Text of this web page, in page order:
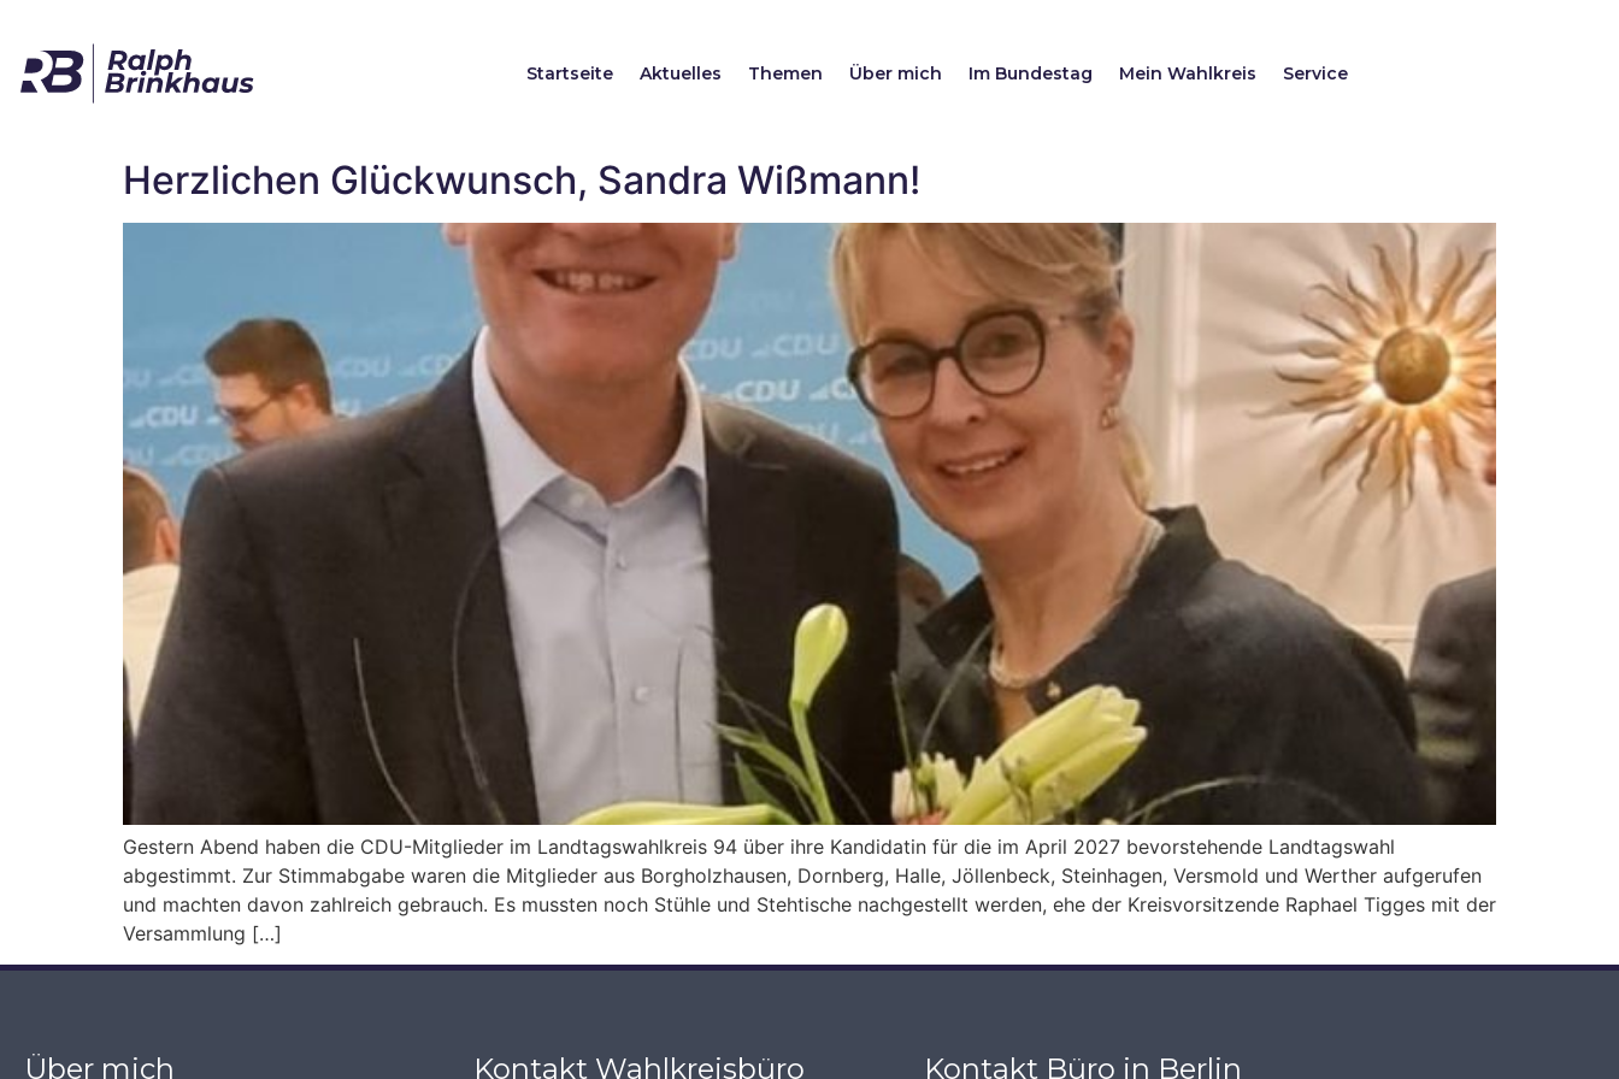
Startseite Aktuelles Themen Über mich Im Bundestag Mein Wahlkreis Service
Herzlichen Glückwunsch, Sandra Wißmann!
Gestern Abend haben die CDU-Mitglieder im Landtagswahlkreis 94 über ihre Kandidatin für die im April 2027 bevorstehende Landtagswahl
abgestimmt. Zur Stimmabgabe waren die Mitglieder aus Borgholzhausen, Dornberg, Halle, Jöllenbeck, Steinhagen, Versmold und Werther aufgerufen
und machten davon zahlreich gebrauch. Es mussten noch Stühle und Stehtische nachgestellt werden, ehe der Kreisvorsitzende Raphael Tigges mit der
Versammlung […]
Über mich Kontakt Wahlkreisbüro Kontakt Büro in Berlin